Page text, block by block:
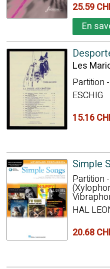
25.59
En
Les
Partition
ESCHIG
15.16
Simple
Partition
HAL
20.68